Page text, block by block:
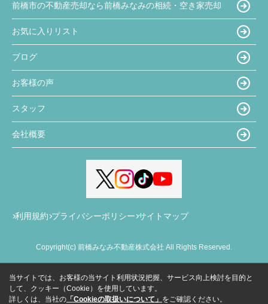
前橋市の不動産売却なら前橋みなみの相続・空き家売却
お気に入りリスト
ブログ
お客様の声
スタッフ
会社概要
利用規約 プライバシーポリシー サイトマップ
Copyright(c) 前橋みなみ不動産株式会社 All Rights Reserved.
当サイトでは、お客様の当サイト利用状況把握、サービス向上検討を目的と
して、クッキー（Cookie）を使用しています。
詳しくは、当社の 「Cookieの取扱いについて」 をご確認ください。